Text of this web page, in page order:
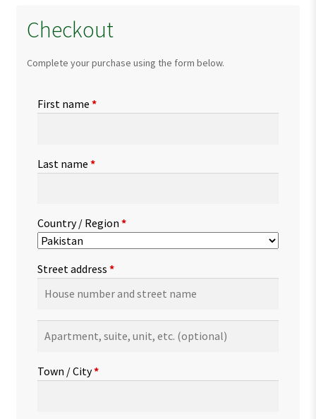
Checkout
Complete your purchase using the form below.
First name *
Last name *
Country / Region *
Street address *
suite,
etc.(optional)
Town / City*